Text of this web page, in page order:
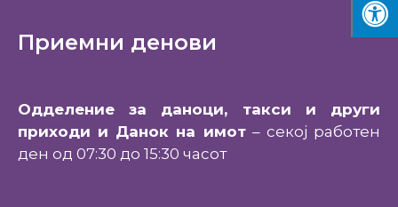
Приемни денови
Одделение за даноци, такси и други
приходи и Данок на имот– секој работен
ден од 07:30 до 15:30 часот